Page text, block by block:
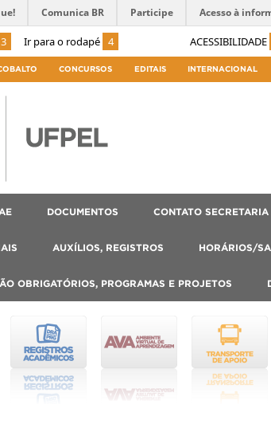
3 Ir para o rodapé 4 ACESSIBILIDADE
Comunica BR Participe Acesso à
CONCURSOS EDITAIS INTERNACIONAL
DOCUMENTOS CONTATO SECRETARIA
AUXÍLIOS, REGISTROS HORÁRIOS/
OBRIGATÓRIOS, PROGRAMAS E PROJETOS